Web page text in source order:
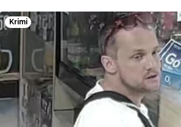
hodinách o ní informovala tisková
Pachateli hrozí i vězení.
Krimi